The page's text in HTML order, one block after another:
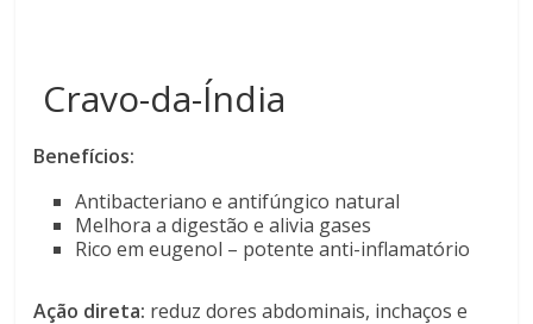
Cravo-da-Índia
Benefícios:
Antibacteriano e antifúngico natural
Melhora a digestão e alivia gases
Rico em eugenol – potente anti-inflamatório
Ação direta: reduz dores abdominais, inchaços e